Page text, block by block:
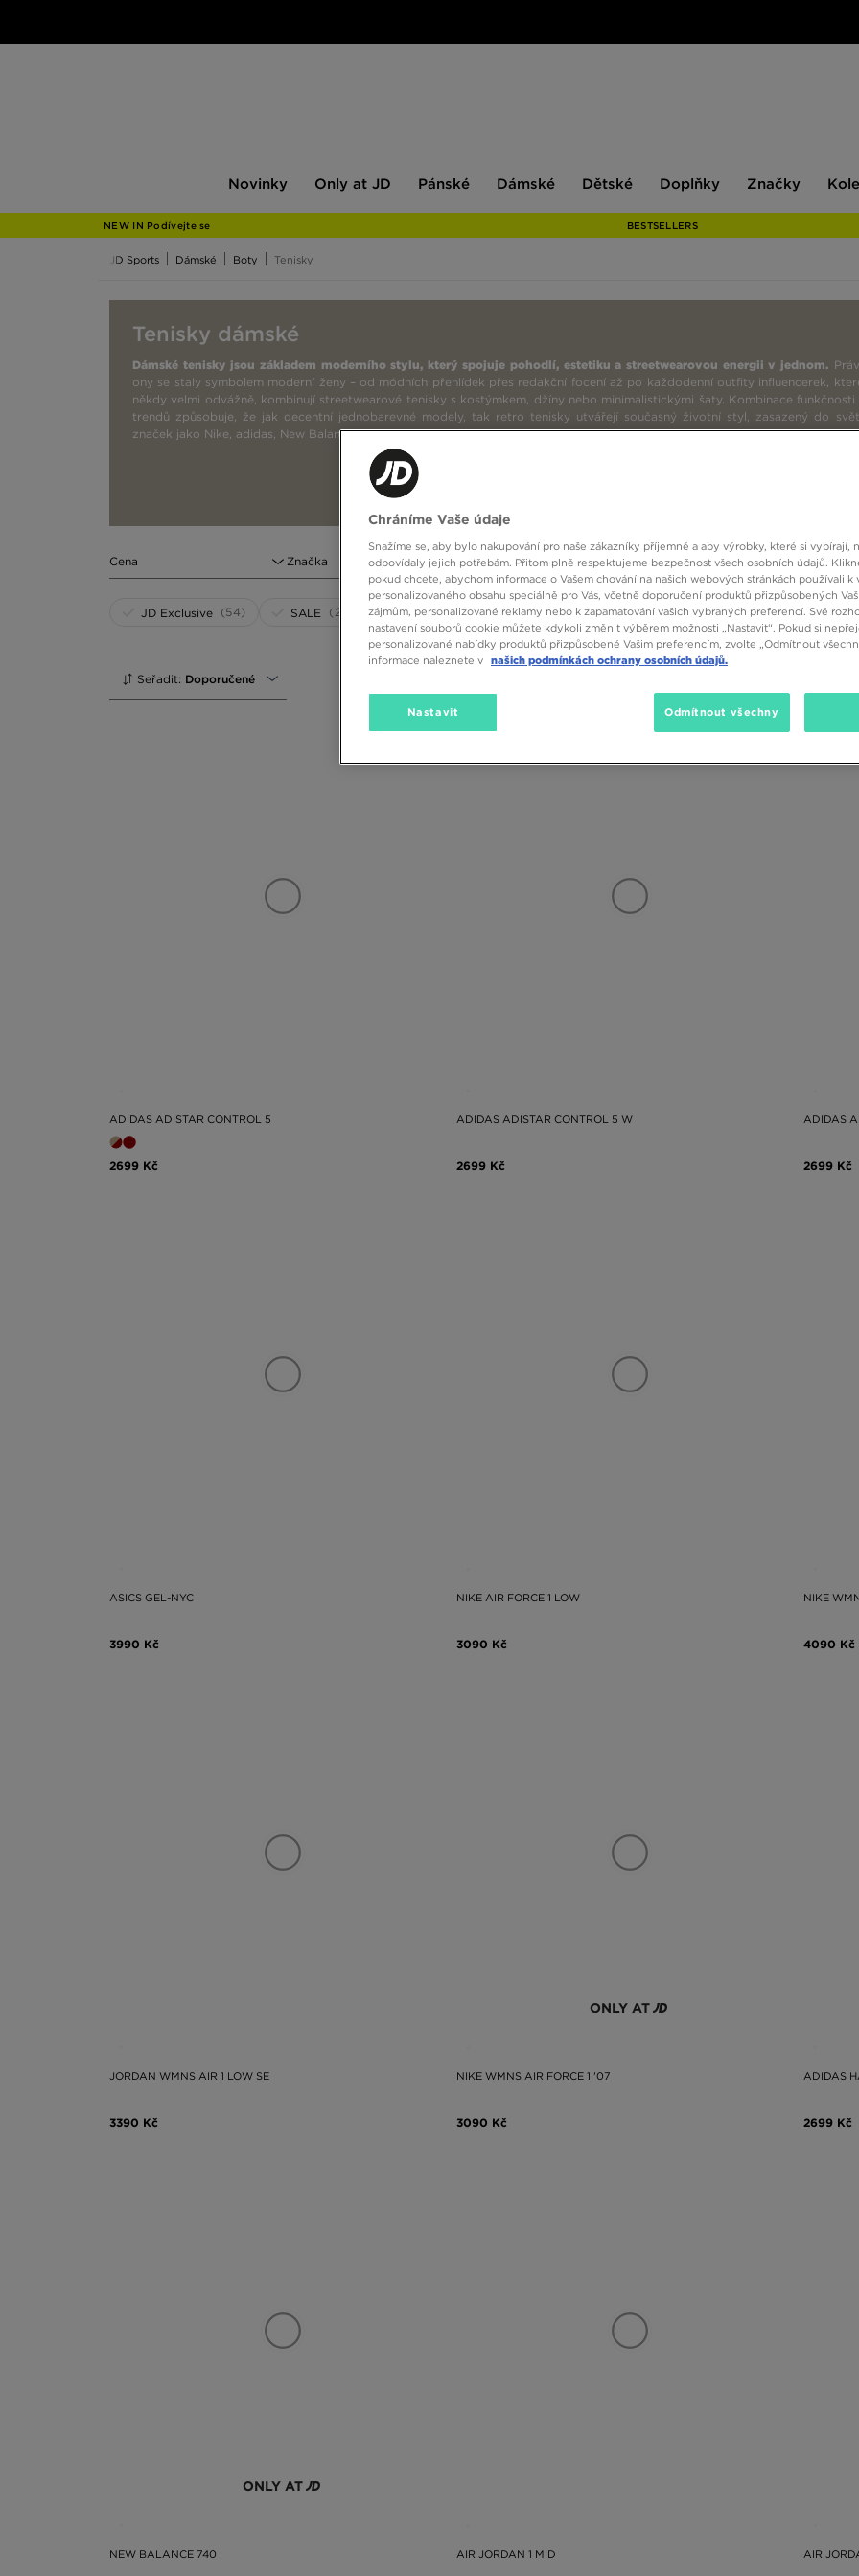
Novinky
JD
Only at JD Pánské Dámské Dětské Doplňky Značky
NEW IN Podívejte se BESTSELLERS
JD Sports Dámské Boty Tenisky
Tenisky dámské
Dámské tenisky jsou základem moderního stylu, který spojuje pohodlí, estetiku a streetwearovou energii v jednom.
ony se staly symbolem moderní ženy – od módních přehlídek přes redakční focení až po každodenní outfity influencerek,
někdy velmi odvážně, kombinují streetwearové tenisky s kostýmkem, džíny nebo minimalistickými šaty. Kombinace funkčnosti
trendů způsobuje, že jak decentní jednobarevné modely, tak retro tenisky utvářejí současný životní styl, zasazený do
značek jako Nike, adidas, New Balance nebo Jordan, kde záleží na designu, pohodlí a výrazném vzhledu.
Cena Značka Velikost Barva
JD Exclusive (54) SALE (255)
Seřadit: Doporučené
ADIDAS ADISTAR CONTROL 5
2699 Kč
ADIDAS ADISTAR CONTROL 5 W
2699 Kč
ADIDAS
2699 Kč
ASICS GEL-NYC
3990 Kč
NIKE AIR FORCE 1 LOW
3090 Kč
NIKE
4090 Kč
JORDAN WMNS AIR 1 LOW SE
3390 Kč
ONLY AT
NIKE WMNS AIR FORCE 1 '07
3090 Kč
ADIDAS
2699 Kč
ONLY AT
NEW BALANCE 740 AIR JORDAN 1 MID AIR
Chráníme Vaše údaje
Snažíme se, aby bylo nakupování pro naše zákazníky příjemné a aby výrobky, které si vybírají,
odpovídaly jejich potřebám. Přitom plně respektujeme bezpečnost všech osobních údajů.
pokud chcete, abychom informace o Vašem chování na našich webových stránkách používali k
personalizovaného obsahu speciálně pro Vás, včetně doporučení produktů přizpůsobených
zájmům, personalizované reklamy nebo k zapamatování vašich vybraných preferencí. Své
nastavení souborů cookie můžete kdykoli změnit výběrem možnosti „Nastavit“. Pokud si
personalizované nabídky produktů přizpůsobené Vašim preferencím, zvolte „Odmítnout
informace naleznete v našich podmínkách ochrany osobních údajů.
Nastavit Odmítnout všechny